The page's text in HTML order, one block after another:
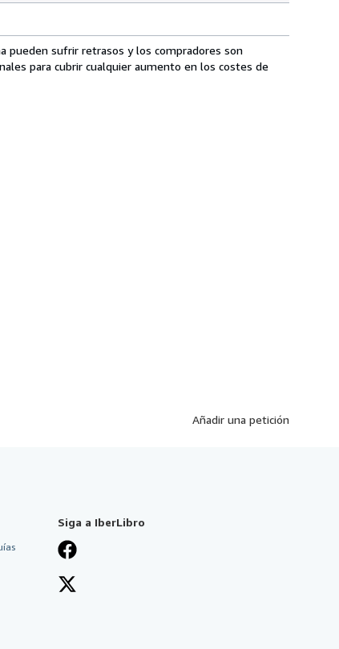
pueden sufrir retrasos y los compradores son
para cubrir cualquier aumento en los costes de
Añadir una petición
Siga a IberLibro